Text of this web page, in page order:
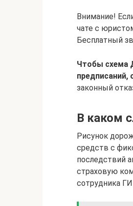
Внимание!
чате с
Бесплатный
Чтобы схема
законный
В каком
Рисунок
средств с
последствий
страховую
сотрудника